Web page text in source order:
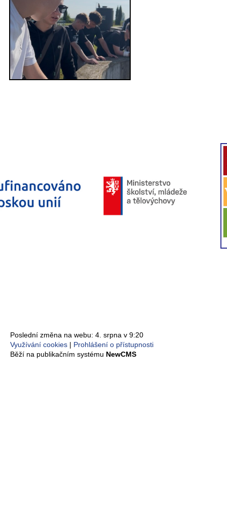
Poslední změna na webu: 4. srpna v 9:20
Využívání cookies
Prohlášení o přístupnosti
Běží na publikačním systému NewCMS